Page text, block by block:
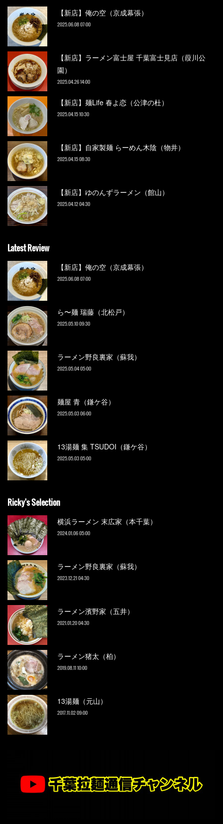
【新店】俺の空（京成幕張）
2025.06.08 07:00
【新店】ラーメン富士屋 千葉富士見店（葭川公
園）
2025.04.26 14:00
【新店】麺Life 春よ恋（公津の杜）
2025.04.15 10:30
【新店】自家製麺 らーめん木陰（物井）
2025.04.15 08:30
【新店】ゆのんずラーメン（館山）
2025.04.12 04:30
Latest Review
【新店】俺の空（京成幕張）
2025.06.08 07:00
ら〜麺 瑞藤（北松戸）
2025.05.10 09:30
ラーメン野良裏家（蘇我）
2025.05.04 05:00
麺屋 青（鎌ケ谷）
2025.05.03 06:00
13湯麺 集 TSUDOI（鎌ケ谷）
2025.05.03 05:00
Ricky's Selection
横浜ラーメン 末広家（本千葉）
2024.01.06 05:00
ラーメン野良裏家（蘇我）
2023.12.21 04:30
ラーメン濱野家（五井）
2021.01.20 04:30
ラーメン猪太（柏）
2019.08.11 10:00
13湯麺（元山）
2017.11.02 09:00